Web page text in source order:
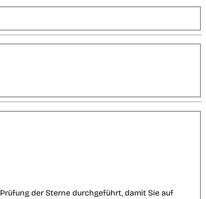
der Sterne durchgeführt, damit Sie auf